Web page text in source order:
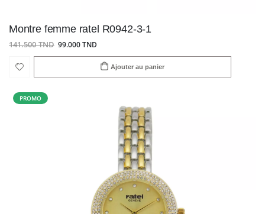
Montre femme ratel R0942-3-1
141.500 TND 99.000 TND
Ajouter au panier
PROMO